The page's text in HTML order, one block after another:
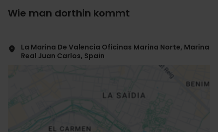
Wie man dorthin kommt
La Marina De Valencia Oficinas Marina Norte, Marina
Real Juan Carlos, Spain